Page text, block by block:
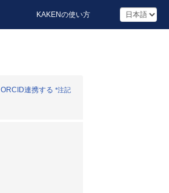
KAKENの使い方
ORCID連携する *注記